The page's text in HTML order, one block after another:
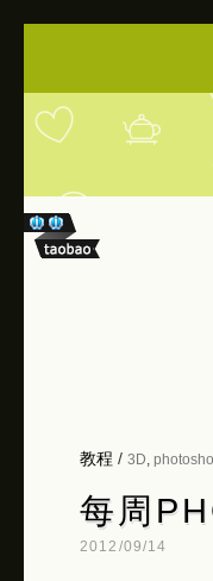
教程 / 3D
每周
2012/09/14